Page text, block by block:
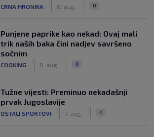
CRNA HRONIKA 8. aug. 0
Punjene paprike kao nekad: Ovaj mali
trik naših baka čini nadjev savršeno
sočnim
COOKING 8. aug. 0
Tužne vijesti: Preminuo nekadašnji
prvak Jugoslavije
OSTALI SPORTOVI 7. aug. 0